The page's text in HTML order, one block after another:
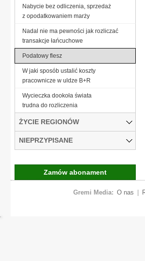
Nabycie bez odliczenia, sprzedaż
z opodatkowaniem marży
Nadal nie ma pewności jak rozliczać
transakcje łańcuchowe
Podatowy flesz
W jaki sposób ustalić koszty
pracownicze w uldze B+R
Wycieczka dookoła świata
trudna do rozliczenia
ŻYCIE REGIONÓW
NIEPRZYPISANE
Zamów abonament
Gremi Media: O nas